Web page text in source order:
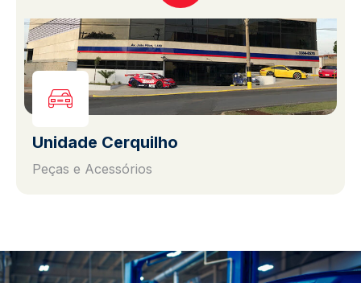
Unidade Cerquilho
Peças e Acessórios